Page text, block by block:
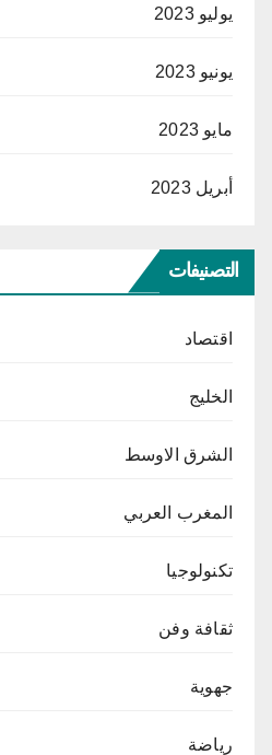
يوليو 2023
يونيو 2023
مايو 2023
أبريل 2023
التصنيفات
اقتصاد
الخليج
الشرق الاوسط
المغرب العربي
تكنولوجيا
ثقافة وفن
جهوية
رياضة